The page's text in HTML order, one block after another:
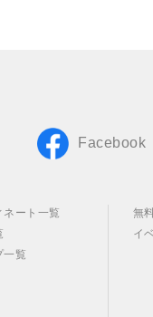
Facebook
ネート一覧
一覧
無
イ